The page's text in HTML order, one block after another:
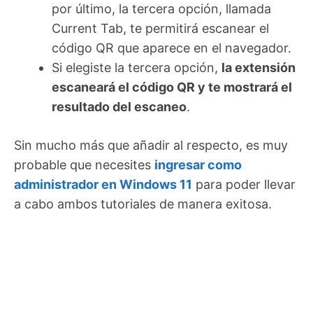
por último, la tercera opción, llamada
Current Tab, te permitirá escanear el
código QR que aparece en el navegador.
Si elegiste la tercera opción, la extensión
escaneará el código QR y te mostrará el
resultado del escaneo.
Sin mucho más que añadir al respecto, es muy
probable que necesites ingresar como
administrador en Windows 11 para poder llevar
a cabo ambos tutoriales de manera exitosa.